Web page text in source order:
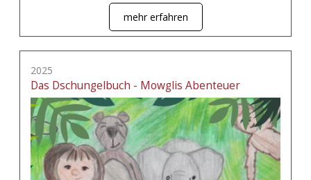
mehr erfahren
2025
Das Dschungelbuch - Mowglis Abenteuer